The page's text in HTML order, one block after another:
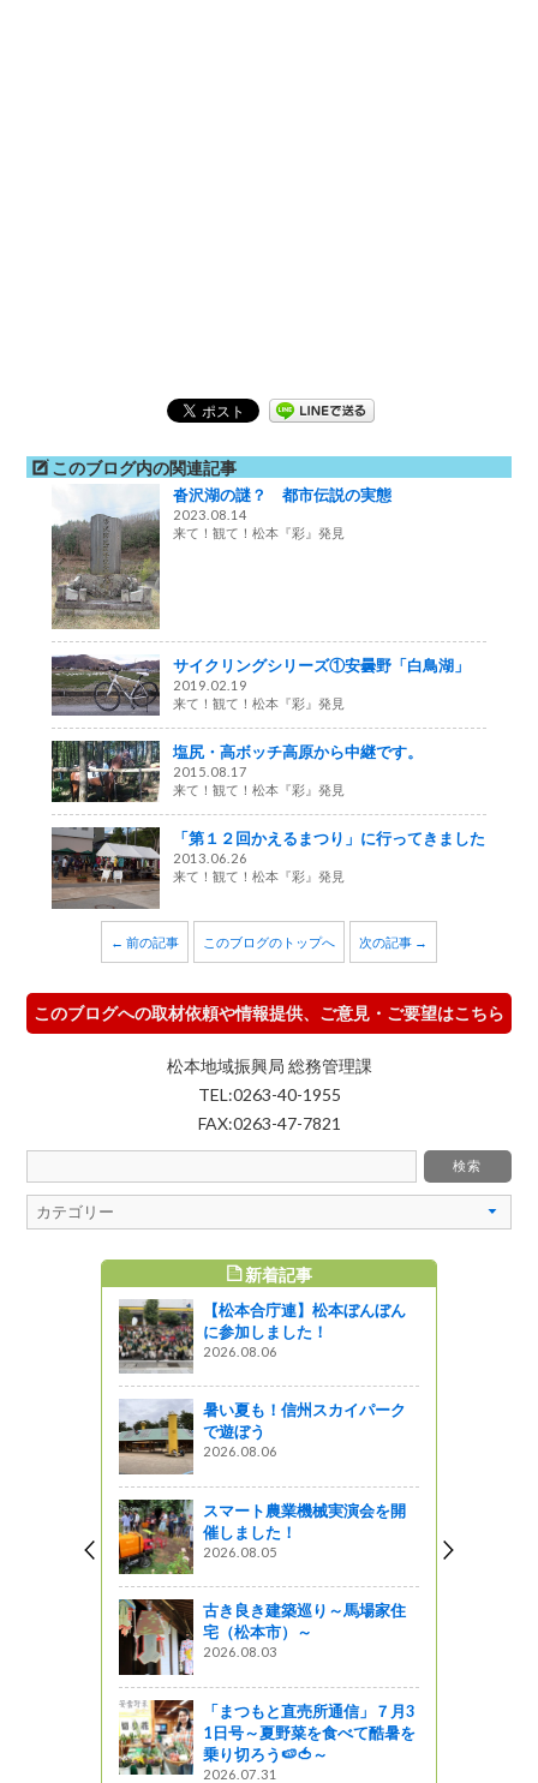
このブログ内の関連記事
沓沢湖の謎？ 都市伝説の実態
2023.08.14
来て！観て！松本『彩』発見
サイクリングシリーズ①安曇野「白鳥湖」
2019.02.19
来て！観て！松本『彩』発見
塩尻・高ボッチ高原から中継です。
2015.08.17
来て！観て！松本『彩』発見
「第１２回かえるまつり」に行ってきました
2013.06.26
来て！観て！松本『彩』発見
← 前の記事 このブログのトップへ 次の記事 →
このブログへの取材依頼や情報提供、ご意見・ご要望はこちら
松本地域振興局 総務管理課
TEL:0263-40-1955
FAX:0263-47-7821
新着記事
【松本合庁連】松本ぼんぼん
に参加しました！
2026.08.06
暑い夏も！信州スカイパーク
で遊ぼう
2026.08.06
スマート農業機械実演会を開
催しました！
2026.08.05
古き良き建築巡り～馬場家住
宅（松本市）～
2026.08.03
「まつもと直売所通信」７月3
1日号～夏野菜を食べて酷暑を
乗り切ろう🍉🍅～
2026.07.31